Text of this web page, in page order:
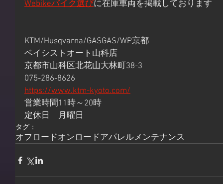
Webikeバイク選びに在庫車両を掲載しております
KTM/Husqvarna/GASGAS/WP京都
ベイシストオート山科店
京都市山科区北花山大林町38-3
075-286-8626
https://www.ktm-kyoto.com/
営業時間11時～20時
定休日　月曜日
タグ：
オフロードオンロードアパレルメンテナンス